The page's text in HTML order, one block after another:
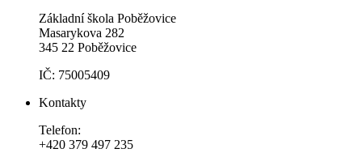
Základní škola Poběžovice
Masarykova 282
345 22 Poběžovice
IČ: 75005409
Kontakty
Telefon:
+420 379 497 235